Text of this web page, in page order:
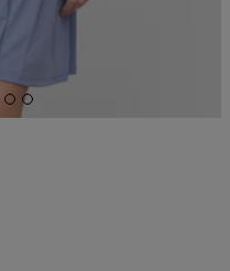
29,99 EUR